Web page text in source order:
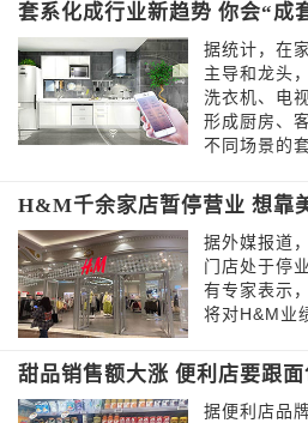
套系化成行业新趋势 你会“成
据统计，在
主导和龙头
洗衣机、电
形成厨房、
不同场景的
H&M千余家店暂停营业 想靠
据外媒报道
门店处于停
有专家表示
将对H&M业
甜品销售额大涨 便利店要跟
据便利店品